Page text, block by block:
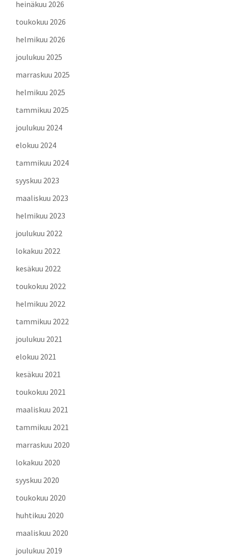
heinäkuu 2026
toukokuu 2026
helmikuu 2026
joulukuu 2025
marraskuu 2025
helmikuu 2025
tammikuu 2025
joulukuu 2024
elokuu 2024
tammikuu 2024
syyskuu 2023
maaliskuu 2023
helmikuu 2023
joulukuu 2022
lokakuu 2022
kesäkuu 2022
toukokuu 2022
helmikuu 2022
tammikuu 2022
joulukuu 2021
elokuu 2021
kesäkuu 2021
toukokuu 2021
maaliskuu 2021
tammikuu 2021
marraskuu 2020
lokakuu 2020
syyskuu 2020
toukokuu 2020
huhtikuu 2020
maaliskuu 2020
joulukuu 2019